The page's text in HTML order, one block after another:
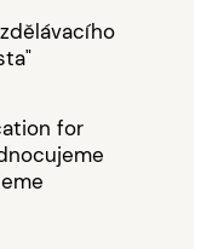
for